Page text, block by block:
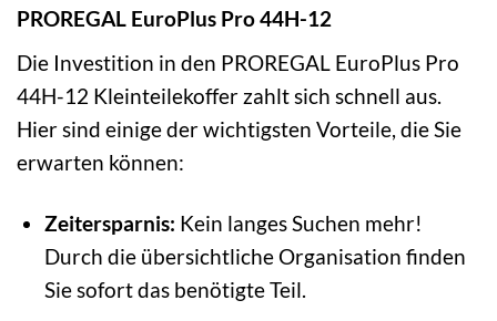
PROREGAL EuroPlus Pro 44H-12
Die Investition in den PROREGAL EuroPlus Pro
44H-12 Kleinteilekoffer zahlt sich schnell aus.
Hier sind einige der wichtigsten Vorteile, die Sie
erwarten können:
Zeitersparnis: Kein langes Suchen mehr!
Durch die übersichtliche Organisation finden
Sie sofort das benötigte Teil.